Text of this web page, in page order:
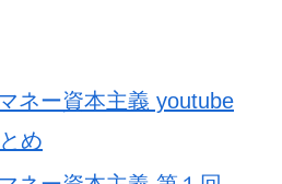
ネー資本主義 youtube
め